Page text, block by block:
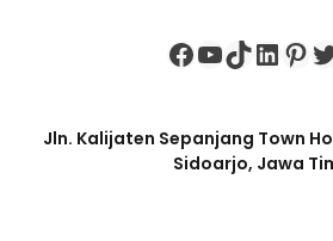
Facebook
YouTube
TikTok
Jln. Kalijaten Sepanjang Town
Sidoarjo, Jawa